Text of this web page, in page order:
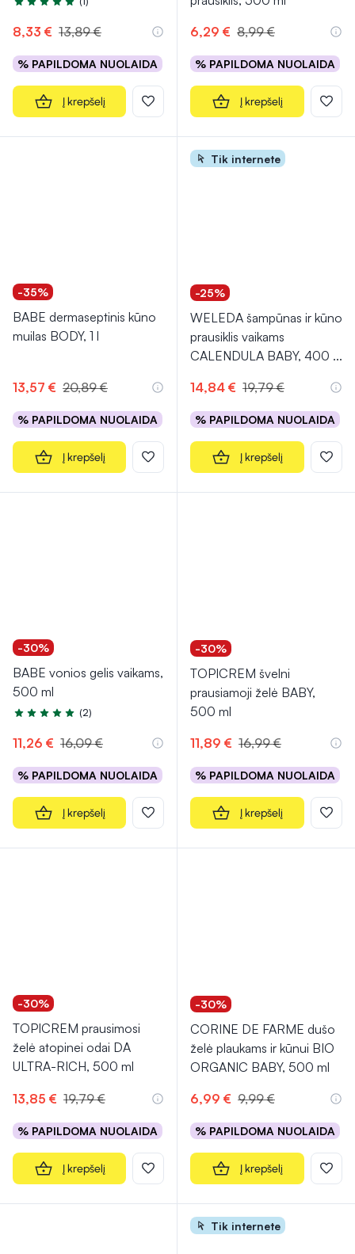
Įvertinimas 5.0 iš 5
8,33 € 13,89 €
% PAPILDOMA NUOLAIDA
Į krepšelį
6,29 € 8,99 €
% PAPILDOMA NUOLAIDA
Į krepšelį
-35%
BABE dermaseptinis kūno
muilas BODY, 1 l
13,57 € 20,89 €
% PAPILDOMA NUOLAIDA
Į krepšelį
Tik internete
-25%
WELEDA šampūnas ir kūno
prausiklis vaikams
CALENDULA BABY, 400 ...
14,84 € 19,79 €
% PAPILDOMA NUOLAIDA
Į krepšelį
-30%
BABE vonios gelis vaikams,
500 ml
Įvertinimas 5.0 iš 5
(2)
11,26 € 16,09 €
% PAPILDOMA NUOLAIDA
Į krepšelį
-30%
TOPICREM švelni
prausiamoji želė BABY,
500 ml
11,89 € 16,99 €
% PAPILDOMA NUOLAIDA
Į krepšelį
-30%
TOPICREM prausimosi
želė atopinei odai DA
ULTRA-RICH, 500 ml
13,85 € 19,79 €
% PAPILDOMA NUOLAIDA
Į krepšelį
-30%
CORINE DE FARME dušo
želė plaukams ir kūnui BIO
ORGANIC BABY, 500 ml
6,99 € 9,99 €
% PAPILDOMA NUOLAIDA
Į krepšelį
Tik internete